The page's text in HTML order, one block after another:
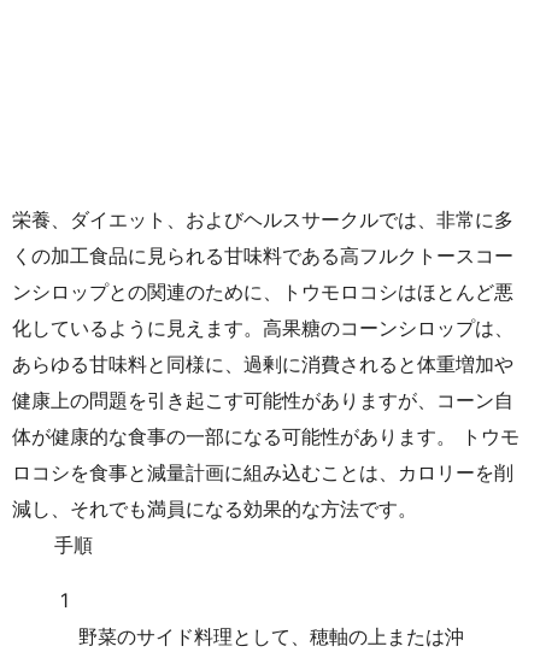
栄養、ダイエット、およびヘルスサークルでは、非常に多
くの加工食品に見られる甘味料である高フルクトースコー
ンシロップとの関連のために、トウモロコシはほとんど悪
化しているように見えます。高果糖のコーンシロップは、
あらゆる甘味料と同様に、過剰に消費されると体重増加や
健康上の問題を引き起こす可能性がありますが、コーン自
体が健康的な食事の一部になる可能性があります。 トウモ
ロコシを食事と減量計画に組み込むことは、カロリーを削
減し、それでも満員になる効果的な方法です。
手順
1
野菜のサイド料理として、穂軸の上または沖